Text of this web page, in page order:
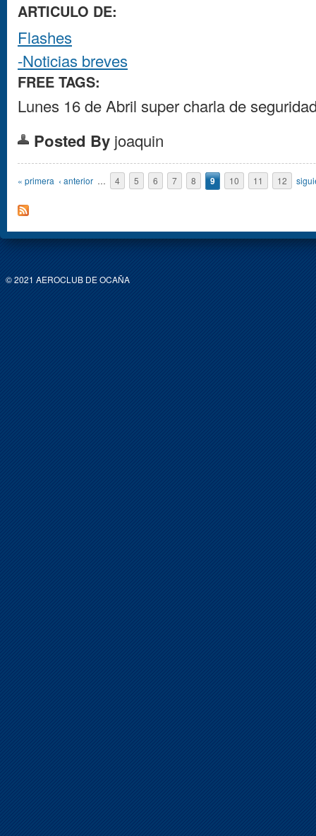
ARTICULO DE:
Flashes
-Noticias breves
FREE TAGS:
Lunes 16 de Abril super charla de
Posted By joaquin
Páginas
« primera ‹ anterior … 4 5 6 7 8 9 10 11 12
© 2021 AEROCLUB DE OCAÑA